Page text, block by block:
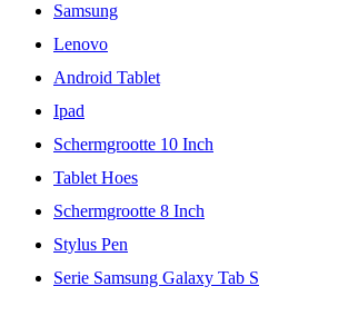
Samsung
Lenovo
Android Tablet
Ipad
Schermgrootte 10 Inch
Tablet Hoes
Schermgrootte 8 Inch
Stylus Pen
Serie Samsung Galaxy Tab S